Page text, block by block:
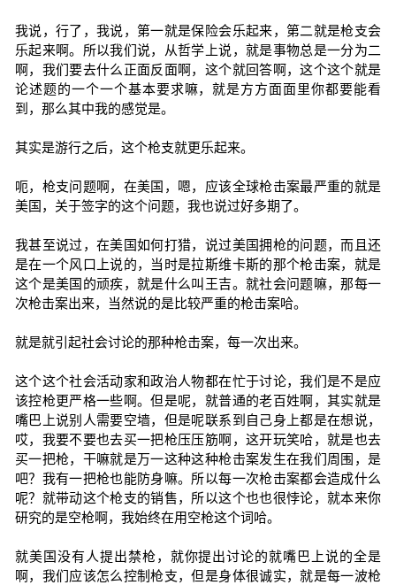
我说，行了，我说，第一就是保险会乐起来，第二就是枪支会
乐起来啊。所以我们说，从哲学上说，就是事物总是一分为二
啊，我们要去什么正面反面啊，这个就回答啊，这个这个就是
论述题的一个一个基本要求嘛，就是方方面面里你都要能看
到，那么其中我的感觉是。
其实是游行之后，这个枪支就更乐起来。
呃，枪支问题啊，在美国，嗯，应该全球枪击案最严重的就是
美国，关于签字的这个问题，我也说过好多期了。
我甚至说过，在美国如何打猎，说过美国拥枪的问题，而且还
是在一个风口上说的，当时是拉斯维卡斯的那个枪击案，就是
这个是美国的顽疾，就是什么叫王吉。就社会问题嘛，那每一
次枪击案出来，当然说的是比较严重的枪击案哈。
就是就引起社会讨论的那种枪击案，每一次出来。
这个这个社会活动家和政治人物都在忙于讨论，我们是不是应
该控枪更严格一些啊。但是呢，就普通的老百姓啊，其实就是
嘴巴上说别人需要空墙，但是呢联系到自己身上都是在想说，
哎，我要不要也去买一把枪压压筋啊，这开玩笑哈，就是也去
买一把枪，干嘛就是万一这种这种枪击案发生在我们周围，是
吧？我有一把枪也能防身嘛。所以每一次枪击案都会造成什么
呢？就带动这个枪支的销售，所以这个也也很悖论，就本来你
研究的是空枪啊，我始终在用空枪这个词哈。
就美国没有人提出禁枪，就你提出讨论的就嘴巴上说的全是
啊，我们应该怎么控制枪支，但是身体很诚实，就是每一波枪